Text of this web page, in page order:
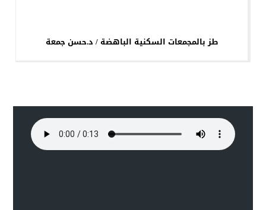
طز بالمجمعات السكنية الباهضة / د.حسن جمعة